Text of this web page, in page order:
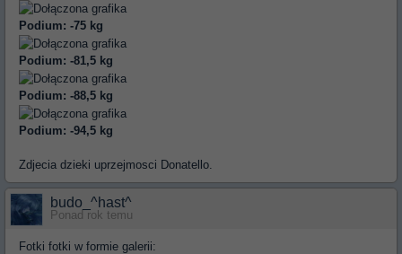
Podium: -75 kg
Podium: -81,5 kg
Podium: -88,5 kg
Podium: -94,5 kg
Zdjecia dzieki uprzejmosci Donatello.
budo_^hast^
Ponad rok temu
Fotki fotki w formie galerii: